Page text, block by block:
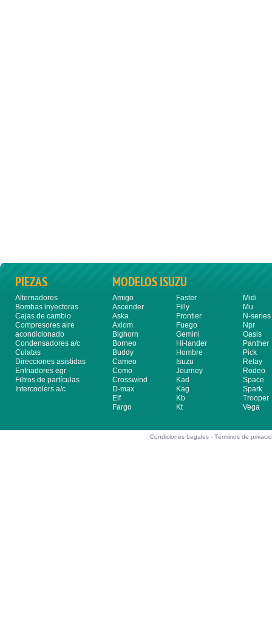
PIEZAS
Alternadores
Bombas inyectoras
Cajas de cambio
Compresores aire
acondicionado
Condensadores a/c
Culatas
Direcciones asistidas
Enfriadores egr
Filtros de partículas
Intercoolers a/c
MODELOS ISUZU
Amigo
Ascender
Aska
Axiom
Bighorn
Borneo
Buddy
Cameo
Como
Crosswind
D-max
Elf
Fargo
Faster
Filly
Frontier
Fuego
Gemini
Hi-lander
Hombre
Isuzu
Journey
Kad
Kag
Kb
Kt
Midi
Mu
N-series
Npr
Oasis
Panther
Pick
Relay
Rodeo
Space
Spark
Trooper
Vega
Condiciones Legales -Términos de